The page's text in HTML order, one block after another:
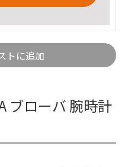
トに追加
ブローバ 腕時計